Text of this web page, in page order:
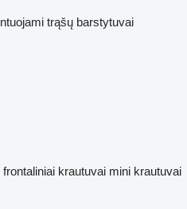
trąšų barstytuvai
frontaliniai krautuvai mini krautuvai